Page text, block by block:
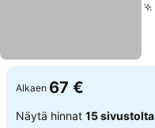
Alkaen 67 €
Näytä hinnat 15 sivustolta